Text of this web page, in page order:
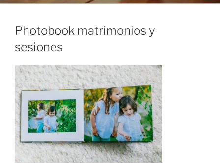
Photobook matrimonios y
sesiones